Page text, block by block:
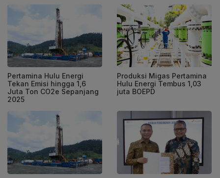
Pertamina Hulu Energi
Tekan Emisi hingga 1,6
Juta Ton CO2e Sepanjang
2025
Produksi Migas Pertamina
Hulu Energi Tembus 1,03
juta BOEPD